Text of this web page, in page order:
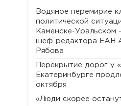
Водяное перемирие
политической
Каменске-Уральском
шеф-редактора ЕАН
Рябова
Перекрытие дорог у
Екатеринбурге
октября
«Люди скорее